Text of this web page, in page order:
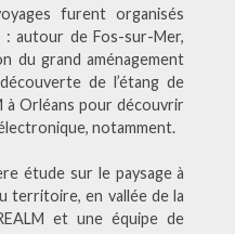
furent organisés
autour de Fos-sur-Mer,
du grand aménagement
de l’étang de
à Orléans pour découvrir
notamment.
étude sur le paysage à
territoire, en vallée de la
et une équipe de